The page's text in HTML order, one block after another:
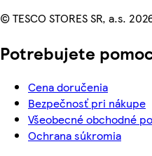
© TESCO STORES SR, a.s.
Potrebujete
Cena doručenia
Bezpečnosť pri nákupe
Všeobecné obchodné
Ochrana súkromia